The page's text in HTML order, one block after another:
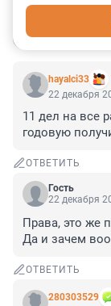
hayalci33
22 декабря
11 дел на все
годовую
ОТВЕТИТЬ
Гость
22 декабря
Права, это же
Да и зачем
ОТВЕТИТЬ
280303529